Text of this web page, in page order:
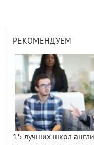
РЕКОМЕНДУЕМ
15 лучших школ